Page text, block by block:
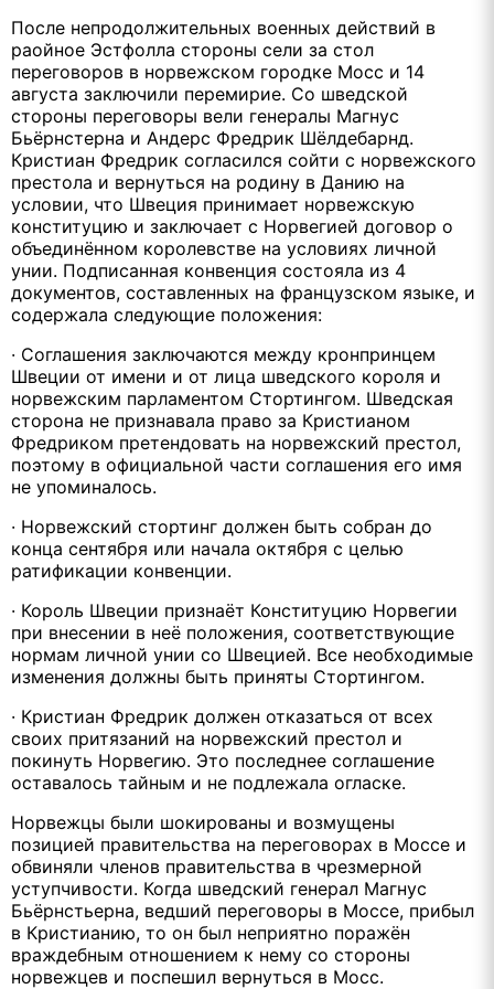
После непродолжительных военных действий в
раойное Эстфолла стороны сели за стол
переговоров в норвежском городке Мосс и 14
августа заключили перемирие. Со шведской
стороны переговоры вели генералы Магнус
Бьёрнстерна и Андерс Фредрик Шёлдебарнд.
Кристиан Фредрик согласился сойти с норвежского
престола и вернуться на родину в Данию на
условии, что Швеция принимает норвежскую
конституцию и заключает с Норвегией договор о
объединённом королевстве на условиях личной
унии. Подписанная конвенция состояла из 4
документов, составленных на французском языке, и
содержала следующие положения:
· Соглашения заключаются между кронпринцем
Швеции от имени и от лица шведского короля и
норвежским парламентом Стортингом. Шведская
сторона не признавала право за Кристианом
Фредриком претендовать на норвежский престол,
поэтому в официальной части соглашения его имя
не упоминалось.
· Норвежский стортинг должен быть собран до
конца сентября или начала октября с целью
ратификации конвенции.
· Король Швеции признаёт Конституцию Норвегии
при внесении в неё положения, соответствующие
нормам личной унии со Швецией. Все необходимые
изменения должны быть приняты Стортингом.
· Кристиан Фредрик должен отказаться от всех
своих притязаний на норвежский престол и
покинуть Норвегию. Это последнее соглашение
оставалось тайным и не подлежала огласке.
Норвежцы были шокированы и возмущены
позицией правительства на переговорах в Моссе и
обвиняли членов правительства в чрезмерной
уступчивости. Когда шведский генерал Магнус
Бьёрнстьерна, ведший переговоры в Моссе, прибыл
в Кристианию, то он был неприятно поражён
враждебным отношением к нему со стороны
норвежцев и поспешил вернуться в Мосс.